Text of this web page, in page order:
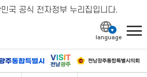
국 공식 전자정부 누리집입니다.